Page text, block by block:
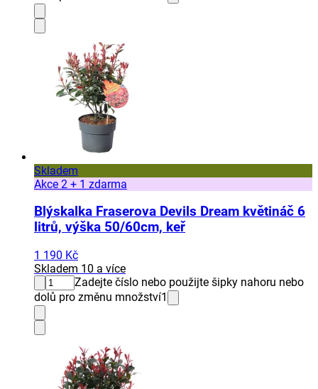
Skladem
Akce 2 + 1 zdarma
Blýskalka Fraserova Devils Dream květináč 6
litrů, výška 50/60cm, keř
1 190 Kč
Skladem 10 a více
Zadejte číslo nebo použijte šipky nahoru nebo
dolů pro změnu množství1